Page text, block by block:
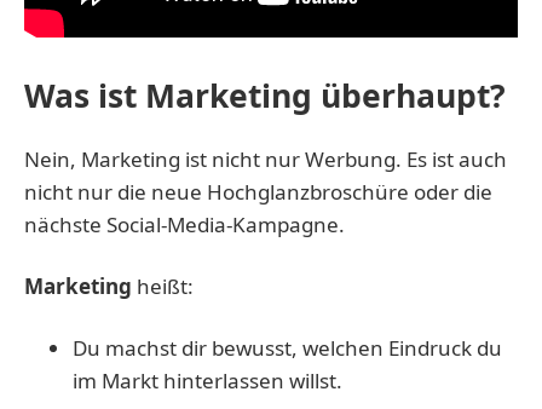
Was ist Marketing überhaupt?
Nein, Marketing ist nicht nur Werbung. Es ist auch
nicht nur die neue Hochglanzbroschüre oder die
nächste Social-Media-Kampagne.
Marketing heißt:
Du machst dir bewusst, welchen Eindruck du
im Markt hinterlassen willst.